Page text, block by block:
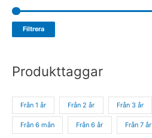
Filtrera
Produkttaggar
Från 1 år Från 2 år Från 3 år
Från 6 mån Från 6 år Från 7 år